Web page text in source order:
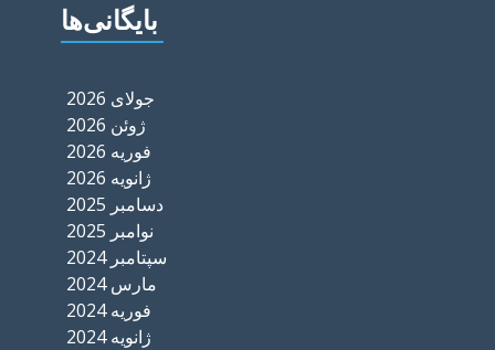
بایگانی‌ها
جولای 2026
ژوئن 2026
فوریه 2026
ژانویه 2026
دسامبر 2025
نوامبر 2025
سپتامبر 2024
مارس 2024
فوریه 2024
ژانویه 2024